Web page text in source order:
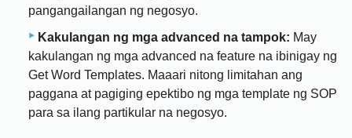
pangangailangan ng negosyo.
Kakulangan ng mga advanced na tampok: May
kakulangan ng mga advanced na feature na ibinigay ng
Get Word Templates. Maaari nitong limitahan ang
paggana at pagiging epektibo ng mga template ng SOP
para sa ilang partikular na negosyo.